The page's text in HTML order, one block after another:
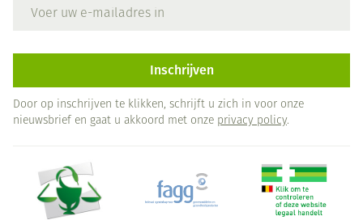
Inschrijven
Door op inschrijven te klikken, schrijft u zich in voor onze
nieuwsbrief en gaat u akkoord met onze privacy policy.